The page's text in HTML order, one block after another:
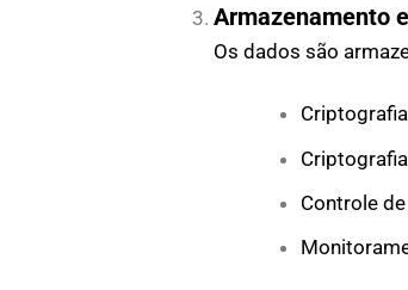
Armazenamento
Os dados são
Controle